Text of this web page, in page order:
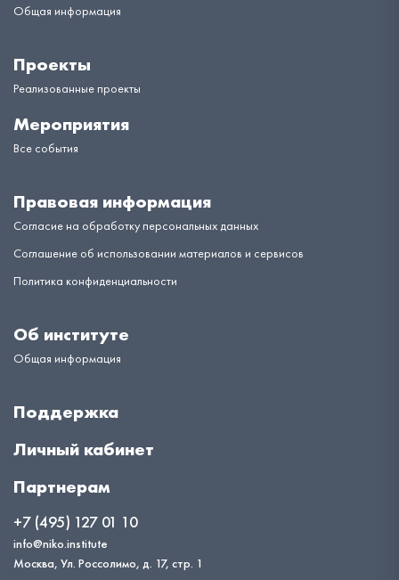
Общая информация
Проекты
Реализованные проекты
Мероприятия
Все события
Правовая информация
Согласие на обработку персональных данных
Соглашение об использовании материалов и сервисов
Политика конфиденциальности
Об институте
Общая информация
Поддержка
Личный кабинет
Партнерам
+7 (495) 127 01 10
info@niko.institute
Москва, Ул. Россолимо, д. 17, стр. 1